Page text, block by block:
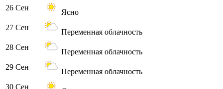
26 Сен
Ясно
27 Сен
Переменная облачность
28 Сен
Переменная облачность
29 Сен
Переменная облачность
30 Сен